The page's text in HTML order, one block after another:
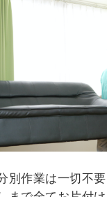
別作業は一切不